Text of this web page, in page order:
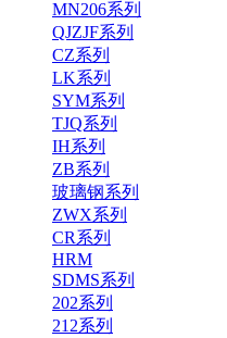
MN206系列
QJZJF系列
CZ系列
LK系列
SYM系列
TJQ系列
IH系列
ZB系列
玻璃钢系列
ZWX系列
CR系列
HRM
SDMS系列
202系列
212系列